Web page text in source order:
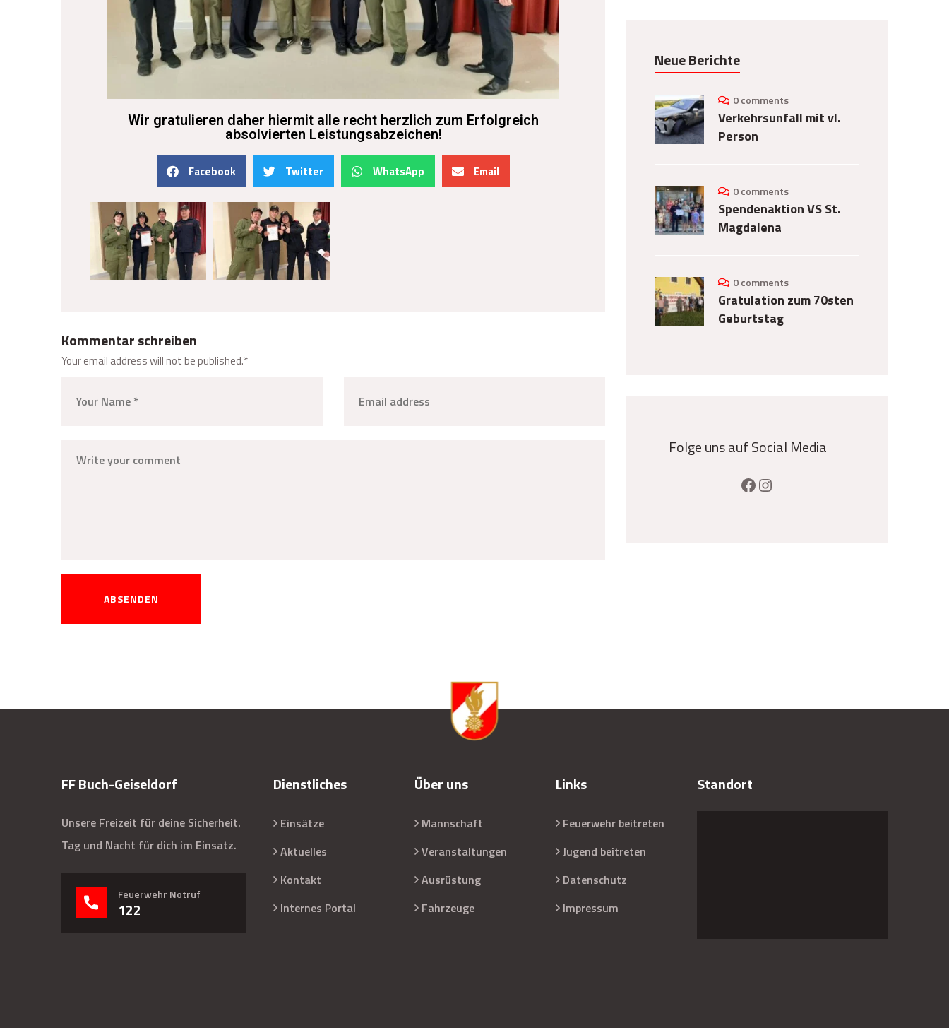
Wir gratulieren daher hiermit alle recht herzlich zum Erfolgreich
absolvierten Leistungsabzeichen!
Facebook Twitter WhatsApp Email
Kommentar schreiben
Your email address will not be published.*
ABSENDEN
Neue Berichte
0 comments
Verkehrsunfall mit vl.
Person
0 comments
Spendenaktion VS St.
Magdalena
0 comments
Gratulation zum 70sten
Geburtstag
Folge uns auf Social Media
FF Buch-Geiseldorf
Unsere Freizeit für deine Sicherheit.
Tag und Nacht für dich im Einsatz.
Feuerwehr Notruf
122
Dienstliches
Einsätze
Aktuelles
Kontakt
Internes Portal
Über uns
Mannschaft
Veranstaltungen
Ausrüstung
Fahrzeuge
Links
Feuerwehr beitreten
Jugend beitreten
Datenschutz
Impressum
Standort